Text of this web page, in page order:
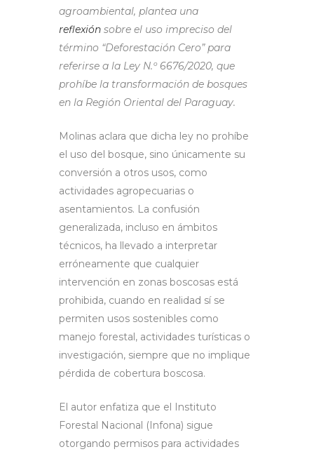
agroambiental, plantea una
reflexión sobre el uso impreciso del
término “Deforestación Cero” para
referirse a la Ley N.º 6676/2020, que
prohíbe la transformación de bosques
en la Región Oriental del Paraguay.
Molinas aclara que dicha ley no prohíbe
el uso del bosque, sino únicamente su
conversión a otros usos, como
actividades agropecuarias o
asentamientos. La confusión
generalizada, incluso en ámbitos
técnicos, ha llevado a interpretar
erróneamente que cualquier
intervención en zonas boscosas está
prohibida, cuando en realidad sí se
permiten usos sostenibles como
manejo forestal, actividades turísticas o
investigación, siempre que no implique
pérdida de cobertura boscosa.
El autor enfatiza que el Instituto
Forestal Nacional (Infona) sigue
otorgando permisos para actividades